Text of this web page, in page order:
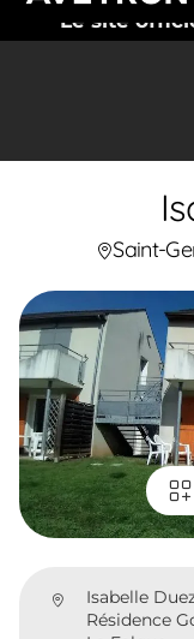
Le site
Saint-
Isabelle
Résidence